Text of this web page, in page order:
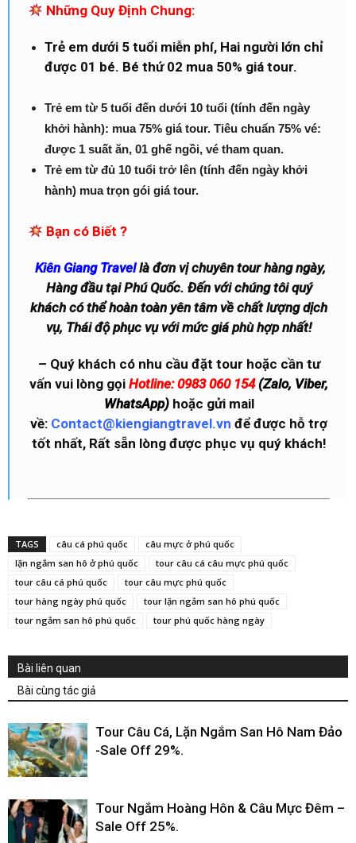
Những Quy Định Chung:
Trẻ em dưới 5 tuổi miễn phí, Hai người lớn chỉ
được 01 bé. Bé thứ 02 mua 50% giá tour.
Trẻ em từ 5 tuổi đến dưới 10 tuổi (tính đến ngày
khởi hành): mua 75% giá tour. Tiêu chuẩn 75% vé:
được 1 suất ăn, 01 ghế ngồi, vé tham quan.
Trẻ em từ đủ 10 tuổi trở lên (tính đến ngày khởi
hành) mua trọn gói giá tour.
Bạn có Biết ?
Kiên Giang Travellà đơn vị chuyên tour hàng ngày,
Hàng đầu tại Phú Quốc. Đến với chúng tôi quý
khách có thể hoàn toàn yên tâm về chất lượng dịch
vụ, Thái độ phục vụ với mức giá phù hợp nhất!
– Quý khách có nhu cầu đặt tour hoặc cần tư
vấn vui lòng gọi Hotline: 0983 060 154 (Zalo, Viber,
WhatsApp) hoặc gửi mail
về: Contact@kiengiangtravel.vn để được hỗ trợ
tốt nhất, Rất sẵn lòng được phục vụ quý khách!
TAGS câu cá phú quốc
câu mực ở phú quốc
lặn ngắm san hô ở phú quốc
tour câu cá câu mực phú quốc
tour câu cá phú quốc
tour câu mực phú quốc
tour hàng ngày phú quốc
tour lặn ngắm san hô phú quốc
tour ngắm san hô phú quốc
tour phú quốc hàng ngày
Bài liên quan
Bài cùng tác giả
Tour Câu Cá, Lặn Ngắm San Hô Nam Đảo
-Sale Off 29%.
Tour Ngắm Hoàng Hôn & Câu Mực Đêm –
Sale Off 25%.